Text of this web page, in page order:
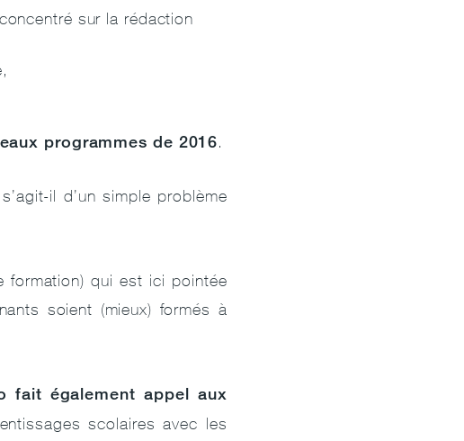
sur la rédaction
programmes de 2016.
il d’un simple problème
formation) qui est ici pointée
soient (mieux) formés à
fait également appel aux
scolaires avec les